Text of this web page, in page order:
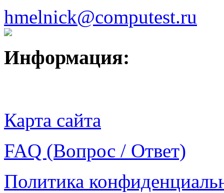
hmelnick@computest.ru
Информация:
Карта сайта
FAQ (Вопрос / Ответ)
Политика